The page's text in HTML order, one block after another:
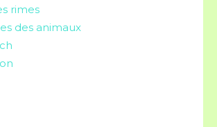
rimes
des animaux